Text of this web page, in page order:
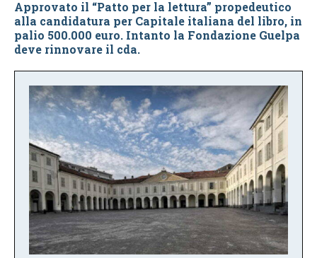
Approvato il “Patto per la lettura” propedeutico
alla candidatura per Capitale italiana del libro, in
palio 500.000 euro. Intanto la Fondazione Guelpa
deve rinnovare il cda.